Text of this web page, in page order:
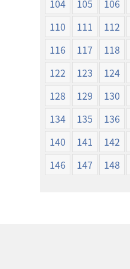
104
105 106
110
111 112
116
117 118
122
123 124
128
129 130
134
135 136
140
141 142
146
147 148